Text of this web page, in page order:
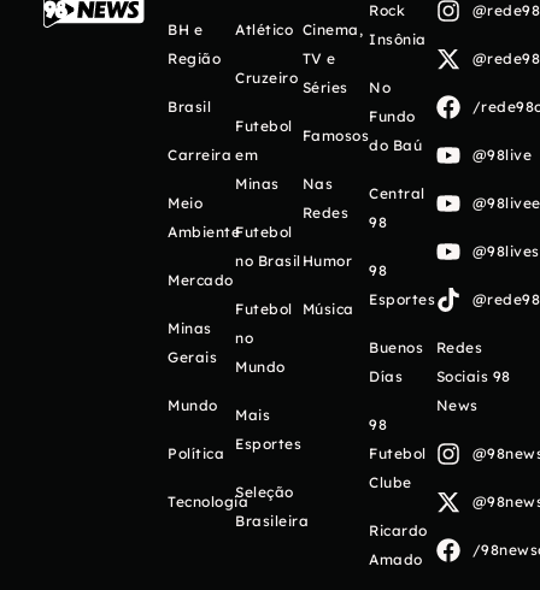
BH e
Região
Brasil
Carreira
Meio
Ambiente
Mercado
Minas
Gerais
Mundo
Política
Tecnologia
Atlético
Cruzeiro
Futebol
em
Minas
Futebol
no Brasil
Futebol
no
Mundo
Mais
Esportes
Seleção
Brasileira
Cinema,
TV e
Séries
Famosos
Nas
Redes
Humor
Música
Rock
Insônia
No
Fundo
do Baú
Central
98
98
Esportes
Buenos
Días
98
Futebol
Clube
Ricardo
Amado
/
@98live
Redes
Sociais 98
News
/